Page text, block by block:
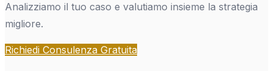
Analizziamo il tuo caso e valutiamo insieme la strategia
migliore.
Richiedi Consulenza Gratuita